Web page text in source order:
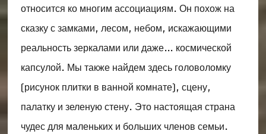
относится ко многим ассоциациям. Он похож на
сказку с замками, лесом, небом, искажающими
реальность зеркалами или даже… космической
капсулой. Мы также найдем здесь головоломку
(рисунок плитки в ванной комнате), сцену,
палатку и зеленую стену. Это настоящая страна
чудес для маленьких и больших членов семьи.